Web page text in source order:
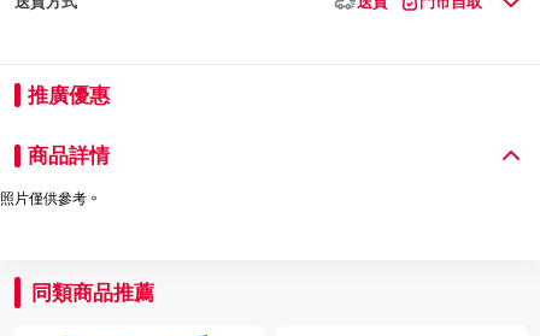
推廣優惠
商品詳情
照片僅供參考。
同類商品推薦